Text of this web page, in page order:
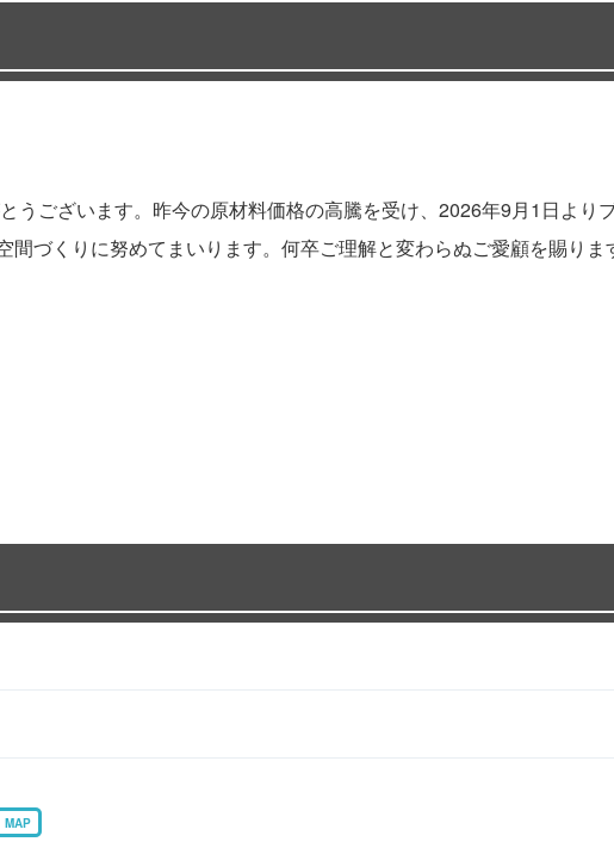
うございます。昨今の原材料価格の高騰を受け、2026年9月1日より
づくりに努めてまいります。何卒ご理解と変わらぬご愛顧を賜りま
MAP